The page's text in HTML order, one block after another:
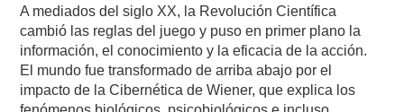
A mediados del siglo XX, la Revolución Científica
cambió las reglas del juego y puso en primer plano la
información, el conocimiento y la eficacia de la acción.
El mundo fue transformado de arriba abajo por el
impacto de la Cibernética de Wiener, que explica los